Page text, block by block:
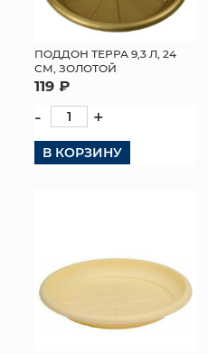
ПОДДОН ТЕРРА 9,3 Л, 24
СМ, ЗОЛОТОЙ
119 ₽
- +
В КОРЗИНУ